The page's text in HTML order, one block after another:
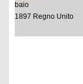
baio
1897 Regno Unito